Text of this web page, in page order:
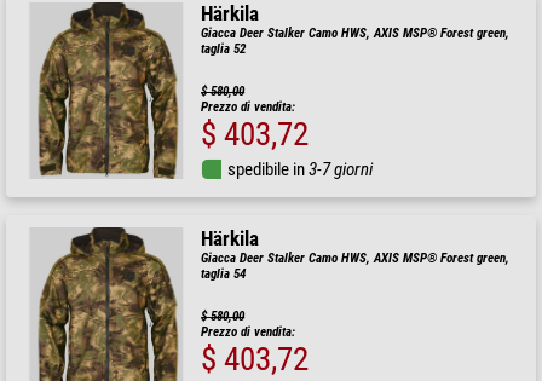
Härkila
Giacca Deer Stalker Camo HWS, AXIS MSP® Forest green,
taglia 52
$ 580,00
Prezzo di vendita:
$ 403,72
spedibile in3-7 giorni
Härkila
Giacca Deer Stalker Camo HWS, AXIS MSP® Forest green,
taglia 54
$ 580,00
Prezzo di vendita:
$ 403,72